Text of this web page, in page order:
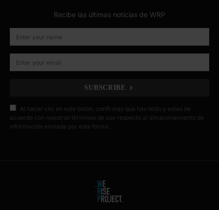
Recibe las últimas noticias de WRP
SUBSCRIBE
Al hacer clic en este botón, confirmas que has leído y estas de
acuerdo con nuestros términos de uso respecto al almacenamiento de
información enviada por esta forma.